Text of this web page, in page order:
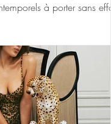
à porter sans
à chaque femme
décontractée à une
Bodys, robes,
sont déclinés dans une
et feutrés, à la